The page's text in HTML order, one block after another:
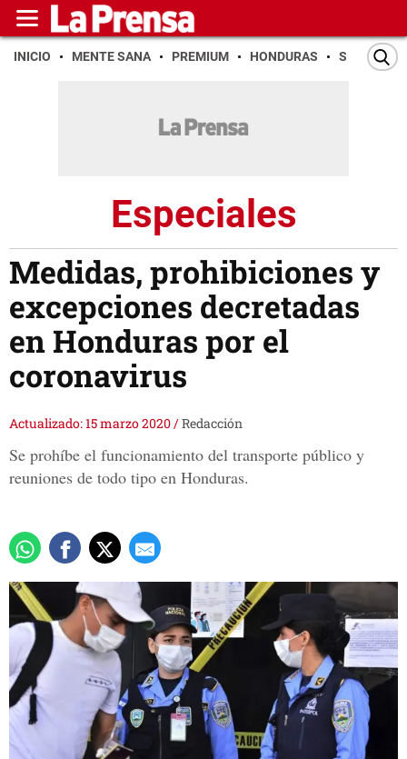
INICIO MENTE SANA PREMIUM HONDURAS SAN PEDRO
Especiales
Medidas, prohibiciones y
excepciones decretadas
en Honduras por el
coronavirus
Actualizado: 15 marzo 2020/Redacción
Se prohíbe el funcionamiento del transporte público y
reuniones de todo tipo en Honduras.